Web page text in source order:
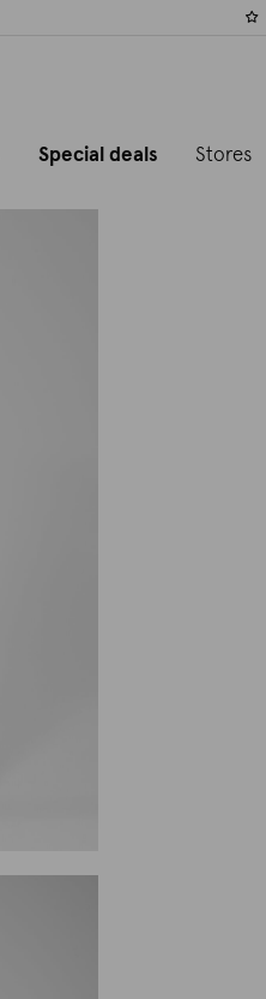
Special deals Stores